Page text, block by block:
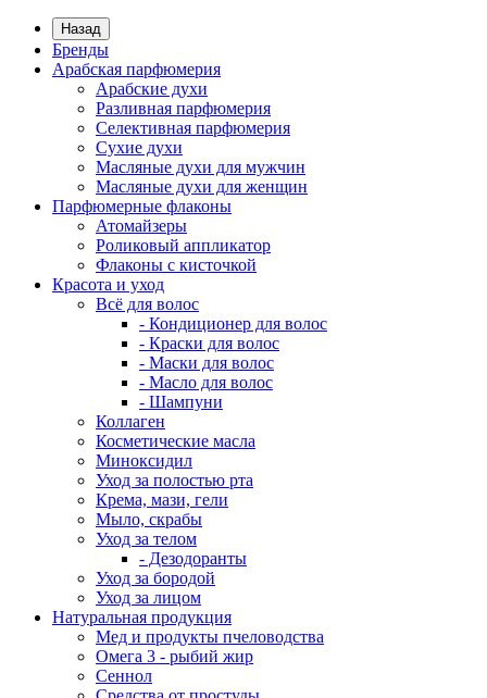
Назад
Бренды
Арабская парфюмерия
Арабские духи
Разливная парфюмерия
Селективная парфюмерия
Сухие духи
Масляные духи для мужчин
Масляные духи для женщин
Парфюмерные флаконы
Атомайзеры
Роликовый аппликатор
Флаконы с кисточкой
Красота и уход
Всё для волос
- Кондиционер для волос
- Краски для волос
- Маски для волос
- Масло для волос
- Шампуни
Коллаген
Косметические масла
Миноксидил
Уход за полостью рта
Крема, мази, гели
Мыло, скрабы
Уход за телом
- Дезодоранты
Уход за бородой
Уход за лицом
Натуральная продукция
Мед и продукты пчеловодства
Омега 3 - рыбий жир
Сеннол